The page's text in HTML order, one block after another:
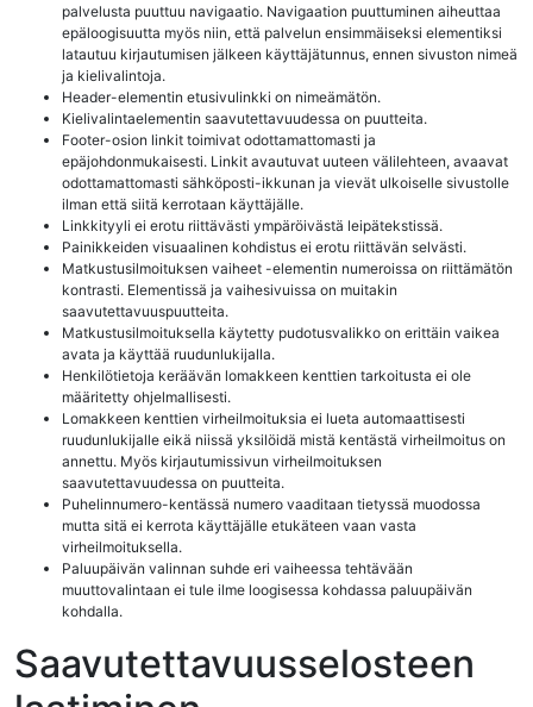
palvelusta puuttuu navigaatio. Navigaation puuttuminen aiheuttaa
epäloogisuutta myös niin, että palvelun ensimmäiseksi elementiksi
latautuu kirjautumisen jälkeen käyttäjätunnus, ennen sivuston nimeä
ja kielivalintoja.
Header-elementin etusivulinkki on nimeämätön.
Kielivalintaelementin saavutettavuudessa on puutteita.
Footer-osion linkit toimivat odottamattomasti ja
epäjohdonmukaisesti. Linkit avautuvat uuteen välilehteen, avaavat
odottamattomasti sähköposti-ikkunan ja vievät ulkoiselle sivustolle
ilman että siitä kerrotaan käyttäjälle.
Linkkityyli ei erotu riittävästi ympäröivästä leipätekstissä.
Painikkeiden visuaalinen kohdistus ei erotu riittävän selvästi.
Matkustusilmoituksen vaiheet -elementin numeroissa on riittämätön
kontrasti. Elementissä ja vaihesivuissa on muitakin
saavutettavuuspuutteita.
Matkustusilmoituksella käytetty pudotusvalikko on erittäin vaikea
avata ja käyttää ruudunlukijalla.
Henkilötietoja keräävän lomakkeen kenttien tarkoitusta ei ole
määritetty ohjelmallisesti.
Lomakkeen kenttien virheilmoituksia ei lueta automaattisesti
ruudunlukijalle eikä niissä yksilöidä mistä kentästä virheilmoitus on
annettu. Myös kirjautumissivun virheilmoituksen
saavutettavuudessa on puutteita.
Puhelinnumero-kentässä numero vaaditaan tietyssä muodossa
mutta sitä ei kerrota käyttäjälle etukäteen vaan vasta
virheilmoituksella.
Paluupäivän valinnan suhde eri vaiheessa tehtävään
muuttovalintaan ei tule ilme loogisessa kohdassa paluupäivän
kohdalla.
Saavutettavuusselosteen